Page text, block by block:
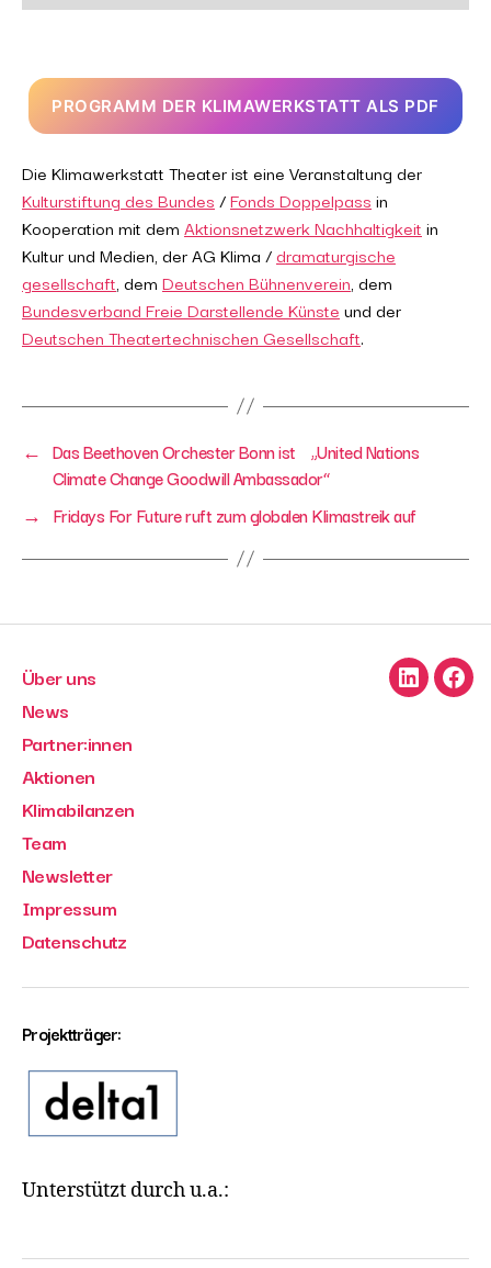
PROGRAMM DER KLIMAWERKSTATT ALS PDF
Die Klimawerkstatt Theater ist eine Veranstaltung der
Kulturstiftung des Bundes /Fonds Doppelpass in
Kooperation mit dem Aktionsnetzwerk Nachhaltigkeit in
Kultur und Medien, der AG Klima /dramaturgische
gesellschaft , dem Deutschen Bühnenverein , dem
Bundesverband Freie Darstellende Künste und der
Deutschen Theatertechnischen Gesellschaft.
← Das Beethoven Orchester Bonn ist „United Nations
Climate Change Goodwill Ambassador“
→ Fridays For Future ruft zum globalen Klimastreik auf
Über uns
News
Partner:innen
Aktionen
Klimabilanzen
Team
Newsletter
Impressum
Datenschutz
LinkedIn
Projektträger:
Unterstützt durch u.a.: